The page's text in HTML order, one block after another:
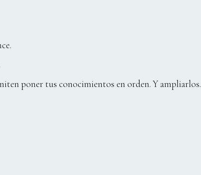
poner tus conocimientos en orden. Y ampliarlos.